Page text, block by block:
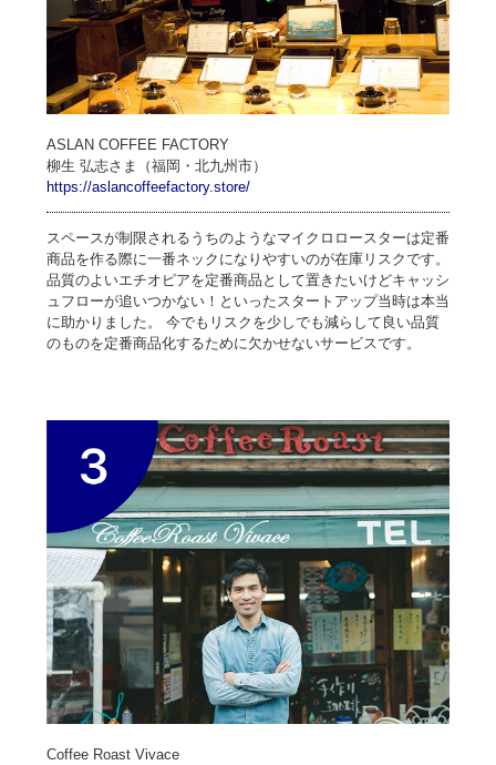
ASLAN COFFEE FACTORY
柳生 弘志さま（福岡・北九州市）
https://aslancoffeefactory.store/
スペースが制限されるうちのようなマイクロロースターは定番
商品を作る際に一番ネックになりやすいのが在庫リスクです。
品質のよいエチオピアを定番商品として置きたいけどキャッシ
ュフローが追いつかない！といったスタートアップ当時は本当
に助かりました。 今でもリスクを少しでも減らして良い品質
のものを定番商品化するために欠かせないサービスです。
Coffee Roast Vivace